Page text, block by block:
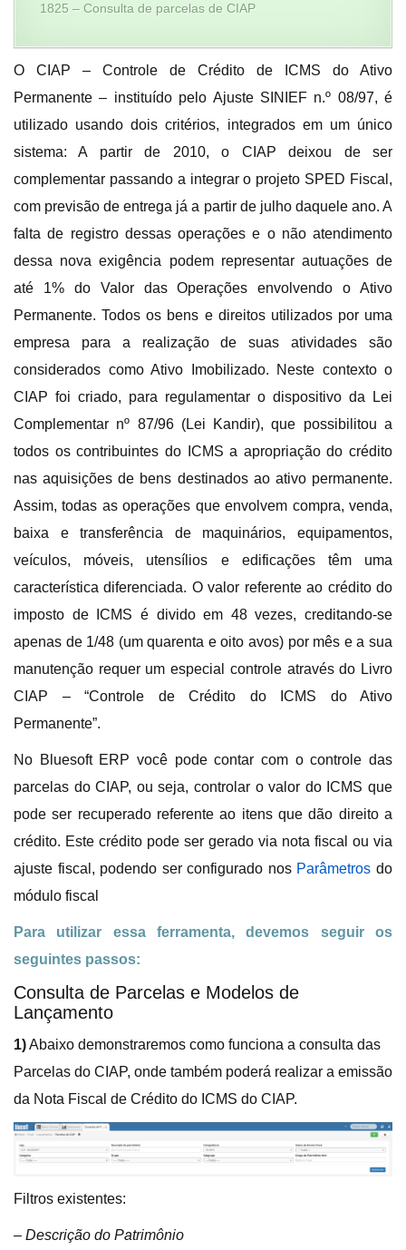
1825 – Consulta de parcelas de CIAP
O CIAP – Controle de Crédito de ICMS do Ativo
Permanente – instituído pelo Ajuste SINIEF n.º 08/97, é
utilizado usando dois critérios, integrados em um único
sistema: A partir de 2010, o CIAP deixou de ser
complementar passando a integrar o projeto SPED Fiscal,
com previsão de entrega já a partir de julho daquele ano. A
falta de registro dessas operações e o não atendimento
dessa nova exigência podem representar autuações de
até 1% do Valor das Operações envolvendo o Ativo
Permanente. Todos os bens e direitos utilizados por uma
empresa para a realização de suas atividades são
considerados como Ativo Imobilizado. Neste contexto o
CIAP foi criado, para regulamentar o dispositivo da Lei
Complementar nº 87/96 (Lei Kandir), que possibilitou a
todos os contribuintes do ICMS a apropriação do crédito
nas aquisições de bens destinados ao ativo permanente.
Assim, todas as operações que envolvem compra, venda,
baixa e transferência de maquinários, equipamentos,
veículos, móveis, utensílios e edificações têm uma
característica diferenciada. O valor referente ao crédito do
imposto de ICMS é divido em 48 vezes, creditando-se
apenas de 1/48 (um quarenta e oito avos) por mês e a sua
manutenção requer um especial controle através do Livro
CIAP – “Controle de Crédito do ICMS do Ativo
Permanente”.
No Bluesoft ERP você pode contar com o controle das
parcelas do CIAP, ou seja, controlar o valor do ICMS que
pode ser recuperado referente ao itens que dão direito a
crédito. Este crédito pode ser gerado via nota fiscal ou via
ajuste fiscal, podendo ser configurado nos Parâmetros do
módulo fiscal
Para utilizar essa ferramenta, devemos seguir os
seguintes passos:
Consulta de Parcelas e Modelos de
Lançamento
1)Abaixo demonstraremos como funciona a consulta das
Parcelas do CIAP, onde também poderá realizar a emissão
da Nota Fiscal de Crédito do ICMS do CIAP.
Filtros existentes:
– Descrição do Patrimônio